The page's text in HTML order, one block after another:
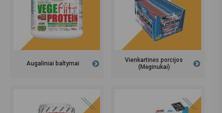
Augaliniai baltymai
Vienkartinės porcijos
(Mėginukai)